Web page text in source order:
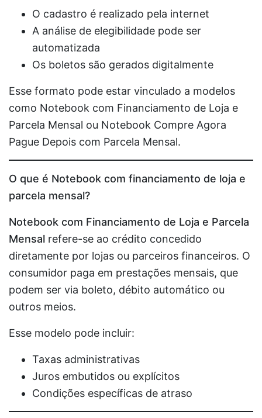
O cadastro é realizado pela internet
A análise de elegibilidade pode ser
automatizada
Os boletos são gerados digitalmente
Esse formato pode estar vinculado a modelos
como Notebook com Financiamento de Loja e
Parcela Mensal ou Notebook Compre Agora
Pague Depois com Parcela Mensal.
O que é Notebook com financiamento de loja e
parcela mensal?
Notebook com Financiamento de Loja e Parcela
Mensal refere-se ao crédito concedido
diretamente por lojas ou parceiros financeiros. O
consumidor paga em prestações mensais, que
podem ser via boleto, débito automático ou
outros meios.
Esse modelo pode incluir:
Taxas administrativas
Juros embutidos ou explícitos
Condições específicas de atraso